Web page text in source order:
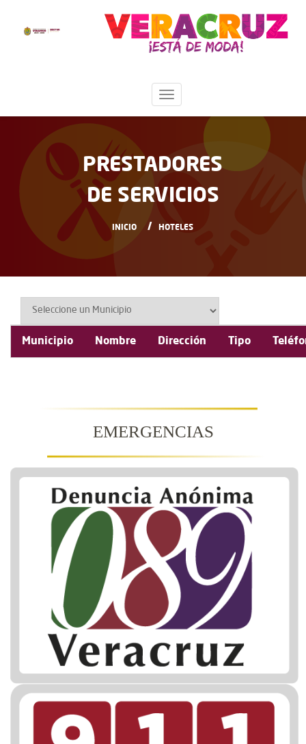
PRESTADORES
DE SERVICIOS
INICIO HOTELES
Municipio Nombre Dirección Tipo
EMERGENCIAS